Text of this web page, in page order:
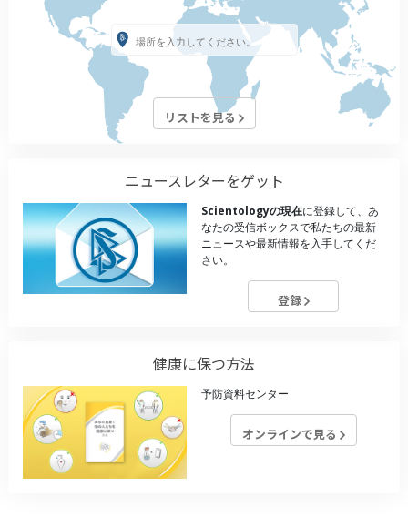
リストを見る
ニュースレターをゲット
Scientologyの現在に登録して、あ
なたの受信ボックスで私たちの最新
ニュースや最新情報を入手してくだ
さい。
登録
健康に保つ方法
予防資料センター
オンラインで見る